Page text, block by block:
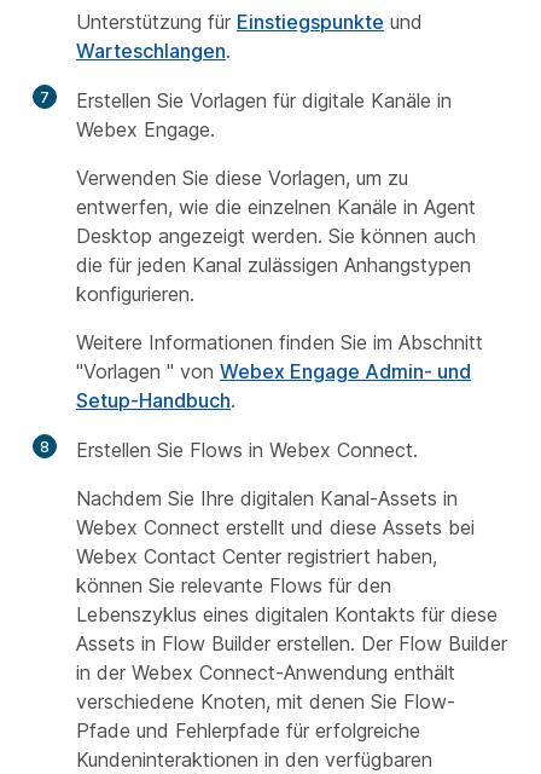
Unterstützung für Einstiegspunkte und
Warteschlangen.
7
Erstellen Sie Vorlagen für digitale Kanäle in
Webex Engage.
Verwenden Sie diese Vorlagen, um zu
entwerfen, wie die einzelnen Kanäle in Agent
Desktop angezeigt werden. Sie können auch
die für jeden Kanal zulässigen Anhangstypen
konfigurieren.
Weitere Informationen finden Sie im Abschnitt
"Vorlagen " von Webex Engage Admin- und
Setup-Handbuch.
8
Erstellen Sie Flows in Webex Connect.
Nachdem Sie Ihre digitalen Kanal-Assets in
Webex Connect erstellt und diese Assets bei
Webex Contact Center registriert haben,
können Sie relevante Flows für den
Lebenszyklus eines digitalen Kontakts für diese
Assets in Flow Builder erstellen. Der Flow Builder
in der Webex Connect-Anwendung enthält
verschiedene Knoten, mit denen Sie Flow-
Pfade und Fehlerpfade für erfolgreiche
Kundeninteraktionen in den verfügbaren